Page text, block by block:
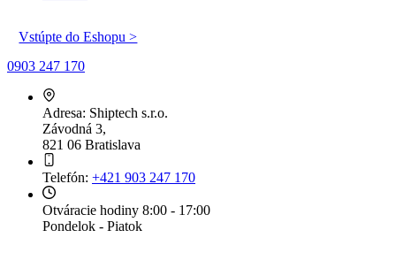
Vstúpte do Eshopu >
0903 247 170
Adresa: Shiptech s.r.o.
Závodná 3,
821 06 Bratislava
Telefón: +421 903 247 170
Otváracie hodiny 8:00 - 17:00
Pondelok - Piatok